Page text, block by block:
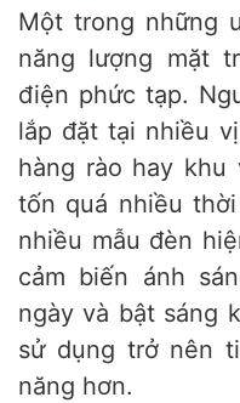
Một trong những
năng lượng mặt
điện phức tạp.
lắp đặt tại nhiều
hàng rào hay khu
tốn quá nhiều
nhiều mẫu đèn
cảm biến ánh
ngày và bật sáng
sử dụng trở nên
năng hơn.